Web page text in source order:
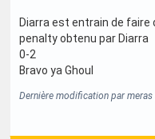
Diarra est entrain de faire
penalty obtenu par Diarra
0-2
Bravo ya Ghoul
Dernière modification par